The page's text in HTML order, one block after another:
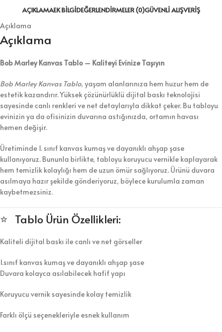
AÇIKLAMAEK BILGIDEĞERLENDIRMELER (0)GÜVENLI ALIŞVERIŞ
Açıklama
Açıklama
Bob Marley Kanvas Tablo – Kaliteyi Evinize Taşıyın
Bob Marley Kanvas Tablo, yaşam alanlarınıza hem huzur hem de
estetik kazandırır. Yüksek çözünürlüklü dijital baskı teknolojisi
sayesinde canlı renkleri ve net detaylarıyla dikkat çeker. Bu tabloyu
evinizin ya da ofisinizin duvarına astığınızda, ortamın havası
hemen değişir.
Üretiminde 1. sınıf kanvas kumaş ve dayanıklı ahşap şase
kullanıyoruz. Bununla birlikte, tabloyu koruyucu vernikle kaplayarak
hem temizlik kolaylığı hem de uzun ömür sağlıyoruz. Ürünü duvara
asılmaya hazır şekilde gönderiyoruz, böylece kurulumla zaman
kaybetmezsiniz.
⭐ Tablo Ürün Özellikleri:
Kaliteli dijital baskı ile canlı ve net görseller
1.sınıf kanvas kumaş ve dayanıklı ahşap şase
Duvara kolayca asılabilecek hafif yapı
Koruyucu vernik sayesinde kolay temizlik
Farklı ölçü seçenekleriyle esnek kullanım